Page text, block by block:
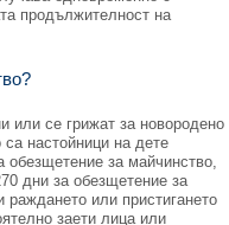
продължителност на
или се грижат за новородено
са настойници на дете
за майчинство,
дни за обезщетение за
или пристигането
заети лица или